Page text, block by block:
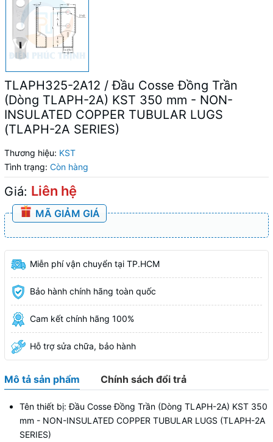
TLAPH325-2A12 / Đầu Cosse Đồng Trần
(Dòng TLAPH-2A) KST 350 mm - NON-
INSULATED COPPER TUBULAR LUGS
(TLAPH-2A SERIES)
Thương hiệu: KST
Tình trạng: Còn hàng
Giá: Liên hệ
MÃ GIẢM GIÁ
Miễn phí vận chuyển tại TP.HCM
Bảo hành chính hãng toàn quốc
Cam kết chính hãng 100%
Hỗ trợ sửa chữa, bảo hành
Mô tả sản phẩm Chính sách đổi trả
Tên thiết bị: Đầu Cosse Đồng Trần (Dòng TLAPH-2A) KST 350
mm - NON-INSULATED COPPER TUBULAR LUGS (TLAPH-2A
SERIES)